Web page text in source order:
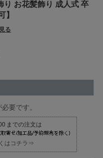
り お花髪飾り 成人式 卒
】
る
要です。
はコチラ⇒